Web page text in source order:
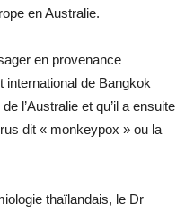
en Australie.
en provenance
international de Bangkok
l’Australie et qu’il a ensuite
dit « monkeypox » ou la
thaïlandais, le Dr